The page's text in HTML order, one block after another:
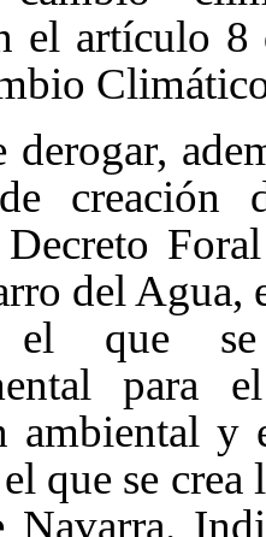
el artículo 8
derogar,
creación
del Agua,
que se
ambiental y
que se
Navarra.